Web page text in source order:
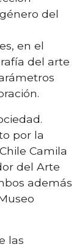
del
en el
del arte
por la
Camila
del Arte
además
las